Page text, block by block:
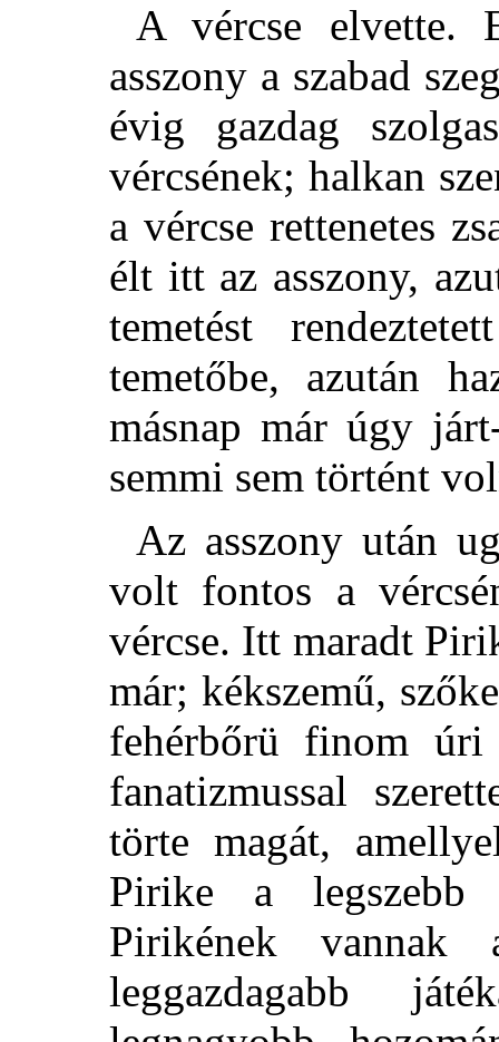
A vércse elvette.
asszony a szabad
évig gazdag
vércsének; halkan
a vércse rettenetes
élt itt az asszony,
temetést
temetőbe, azután
másnap már úgy
semmi sem történt
Az asszony után
volt fontos a
vércse. Itt maradt
már; kékszemű,
fehérbőrü finom
fanatizmussal
törte magát,
Pirike a
Pirikének
leggazdagabb